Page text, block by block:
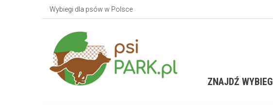
Wybiegi dla psów w Polsce
ZNAJDŹ WYBIEG